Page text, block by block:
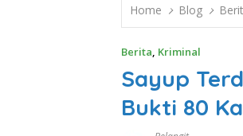
Home Blog
Berita, Kriminal
Sayup
Bukti 80